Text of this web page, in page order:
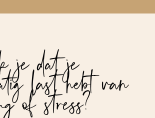
dat je
last hebt van
of stress?